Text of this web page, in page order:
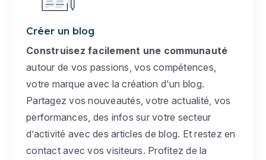
Créer un blog
Construisez facilement une communauté
autour de vos passions, vos compétences,
votre marque avec la création d'un blog.
Partagez vos nouveautés, votre actualité, vos
performances, des infos sur votre secteur
d’activité avec des articles de blog. Et restez en
contact avec vos visiteurs. Profitez de la